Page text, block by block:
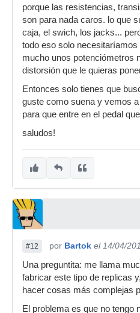
porque las resistencias,
son para nada caros. lo que
caja, el swich, los jacks...
todo eso solo
mucho unos potenciómetros
distorsión que le quieras
Entonces solo tienes que
guste como suena y vemos
para que entre en el pedal
saludos!
#12 por Bartok el 14/04/
Una preguntita: me llama
fabricar este tipo de replicas
hacer cosas más complejas
El problema es que no tengo